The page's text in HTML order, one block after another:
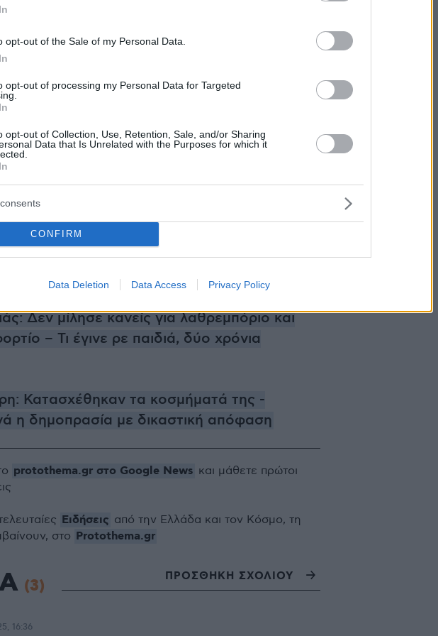
opt-out of the Sale of my Personal Data.
opt-out of processing my Personal Data for Targeted
opt-out of Collection, Use, Retention, Sale, and/or Sharing
Data that Is Unrelated with the Purposes for which it
CONFIRM
Data Deletion Data Access Privacy Policy
σε διέγερση για διάπραξη εγκλημάτων,
ή διχόνοια.
πίεση εκείνο τον καιρό ότι κάτι έπρεπε να
μια κακή συμφωνία για τη χώρα κι έγινε
στο τέλος» υποστήριξε στην απολογία
λέγοντας πως κάποιοι έδωσαν
σε «μια υπερβολή της στιγμής».
16χρονης στα Πετράλωνα - «Έφυγε για μια
παρέα της και δεν ξαναγύρισε»
Δεν μίλησε κανείς για λαθρεμπόριο και
– Τι έγινε ρε παιδιά, δύο χρόνια
Κατασχέθηκαν τα κοσμήματά της -
η δημοπρασία με δικαστική απόφαση
protothema.gr στο Google News και μάθετε πρώτοι
Ειδήσεις από την Ελλάδα και τον Κόσμο, τη
στο Protothema.gr
(3) ΠΡΟΣΘΗΚΗ ΣΧΟΛΙΟΥ
16:36